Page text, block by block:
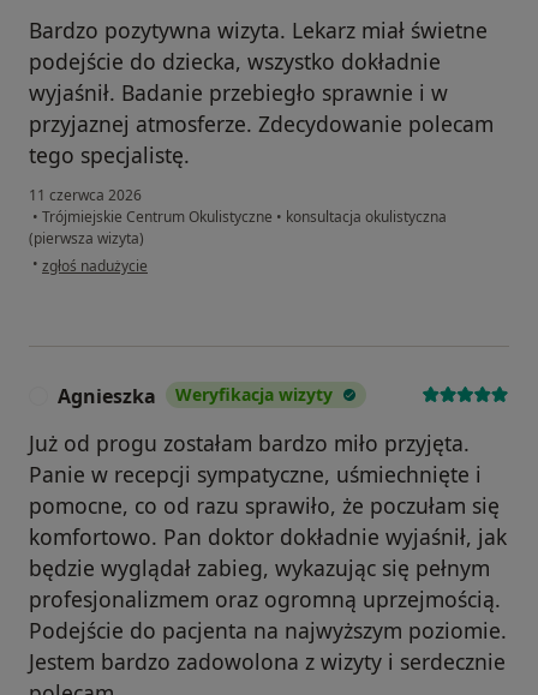
Bardzo pozytywna wizyta. Lekarz miał świetne
podejście do dziecka, wszystko dokładnie
wyjaśnił. Badanie przebiegło sprawnie i w
przyjaznej atmosferze. Zdecydowanie polecam
tego specjalistę.
11 czerwca 2026
• Trójmiejskie Centrum Okulistyczne • konsultacja okulistyczna
(pierwsza wizyta)
• w opinii użytkownika AP
zgłoś nadużycie
Agnieszka Weryfikacja wizyty
Już od progu zostałam bardzo miło przyjęta.
Panie w recepcji sympatyczne, uśmiechnięte i
pomocne, co od razu sprawiło, że poczułam się
komfortowo. Pan doktor dokładnie wyjaśnił, jak
będzie wyglądał zabieg, wykazując się pełnym
profesjonalizmem oraz ogromną uprzejmością.
Podejście do pacjenta na najwyższym poziomie.
Jestem bardzo zadowolona z wizyty i serdecznie